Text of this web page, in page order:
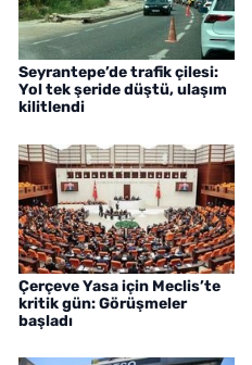
Seyrantepe’de trafik çilesi:
Yol tek şeride düştü, ulaşım
kilitlendi
Çerçeve Yasa için Meclis’te
kritik gün: Görüşmeler
başladı